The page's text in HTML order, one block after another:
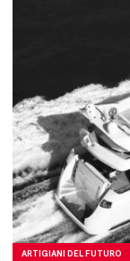
ARTIGIANI DEL FUTURO